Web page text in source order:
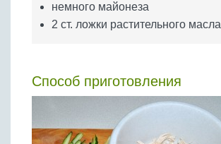
немного майонеза
2 ст. ложки растительного масла
Способ приготовления